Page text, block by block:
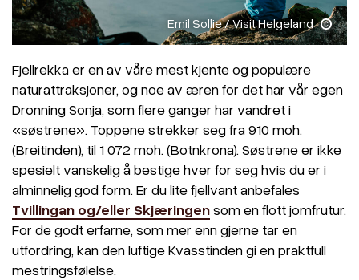
Emil Sollie / Visit Helgeland
Fjellrekka er en av våre mest kjente og populære
naturattraksjoner, og noe av æren for det har vår egen
Dronning Sonja, som flere ganger har vandret i
«søstrene». Toppene strekker seg fra 910 moh.
(Breitinden), til 1 072 moh. (Botnkrona). Søstrene er ikke
spesielt vanskelig å bestige hver for seg hvis du er i
alminnelig god form. Er du lite fjellvant anbefales
Tvillingan og/eller Skjæringensom en flott jomfrutur.
For de godt erfarne, som mer enn gjerne tar en
utfordring, kan den luftige Kvasstinden gi en praktfull
mestringsfølelse.